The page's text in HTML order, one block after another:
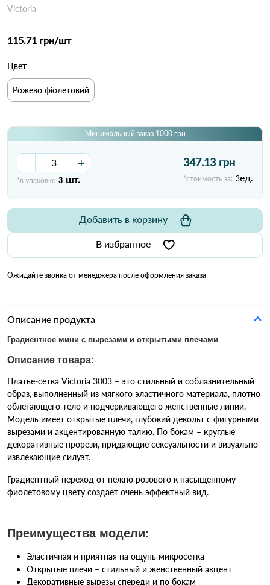
Victoria
115.71 грн/шт
Цвет
Рожево фіолетовий
Минимальный заказ 1000 грн
- +
*в упаковке 3 шт.
347.13 грн
*стоимость за: 3ед.
В избранное
Добавить в корзину
Ожидайте звонка от менеджера после оформления заказа
Описание продукта
Градиентное мини с вырезами и открытыми плечами
Описание товара:
Платье-сетка Victoria 3003 – это стильный и соблазнительный
образ, выполненный из мягкого эластичного материала, плотно
облегающего тело и подчеркивающего женственные линии.
Модель имеет открытые плечи, глубокий декольт с фигурными
вырезами и акцентированную талию. По бокам – круглые
декоративные прорези, придающие сексуальности и визуально
извлекающие силуэт.
Градиентный переход от нежно розового к насыщенному
фиолетовому цвету создает очень эффектный вид.
Преимущества модели:
Эластичная и приятная на ощупь микросетка
Открытые плечи – стильный и женственный акцент
Декоративные вырезы спереди и по бокам